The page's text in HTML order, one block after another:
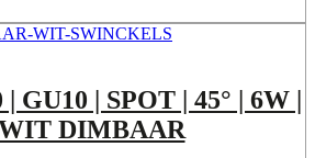
GU10 | SPOT | 45° | 6W |
DIMBAAR